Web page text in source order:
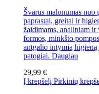
Švarus malonumas
paprastai, greitai ir
žaidimams, analiniam
formos, minkšto
antgalio intymią
patogiai. Daugiau
29,99 €
Į krepšelį Pirkinių